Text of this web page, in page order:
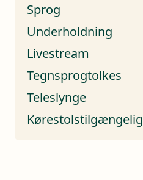
Sprog
Underholdning
Livestream
Tegnsprogtolkes
Teleslynge
Kørestolstilgængelig